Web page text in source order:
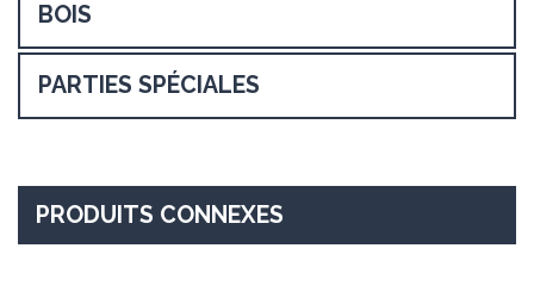
BOIS
PARTIES SPÉCIALES
PRODUITS CONNEXES